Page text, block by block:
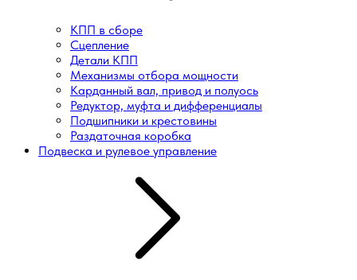
КПП в сборе
Сцепление
Детали КПП
Механизмы отбора мощности
Карданный вал, привод и полуось
Редуктор, муфта и дифференциалы
Подшипники и крестовины
Раздаточная коробка
Подвеска и рулевое управление